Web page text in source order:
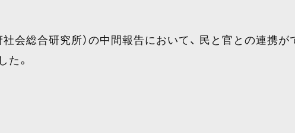
会総合研究所）の中間報告において、 民と官との連携
。